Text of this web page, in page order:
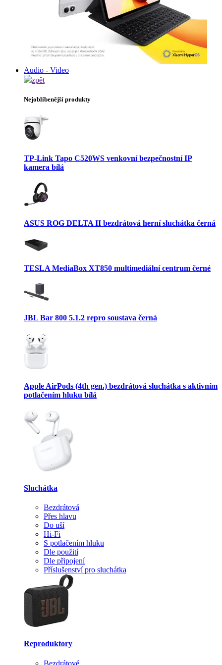
Audio - Video
zpět
Nejoblíbenější produkty
TP-Link Tapo C520WS venkovní bezpečnostní IP
kamera bílá
ASUS ROG DELTA II bezdrátová herní sluchátka černá
TESLA MediaBox XT850 multimediální centrum černé
JBL Bar 800 5.1.2 repro soustava černá
Apple AirPods (4th gen.) bezdrátová sluchátka s aktivním
potlačením hluku bílá
Sluchátka
Bezdrátová
Přes hlavu
Do uší
Hi-Fi
S potlačením hluku
Dle použití
Dle připojení
Příslušenství pro sluchátka
Reproduktory
Bezdrátové